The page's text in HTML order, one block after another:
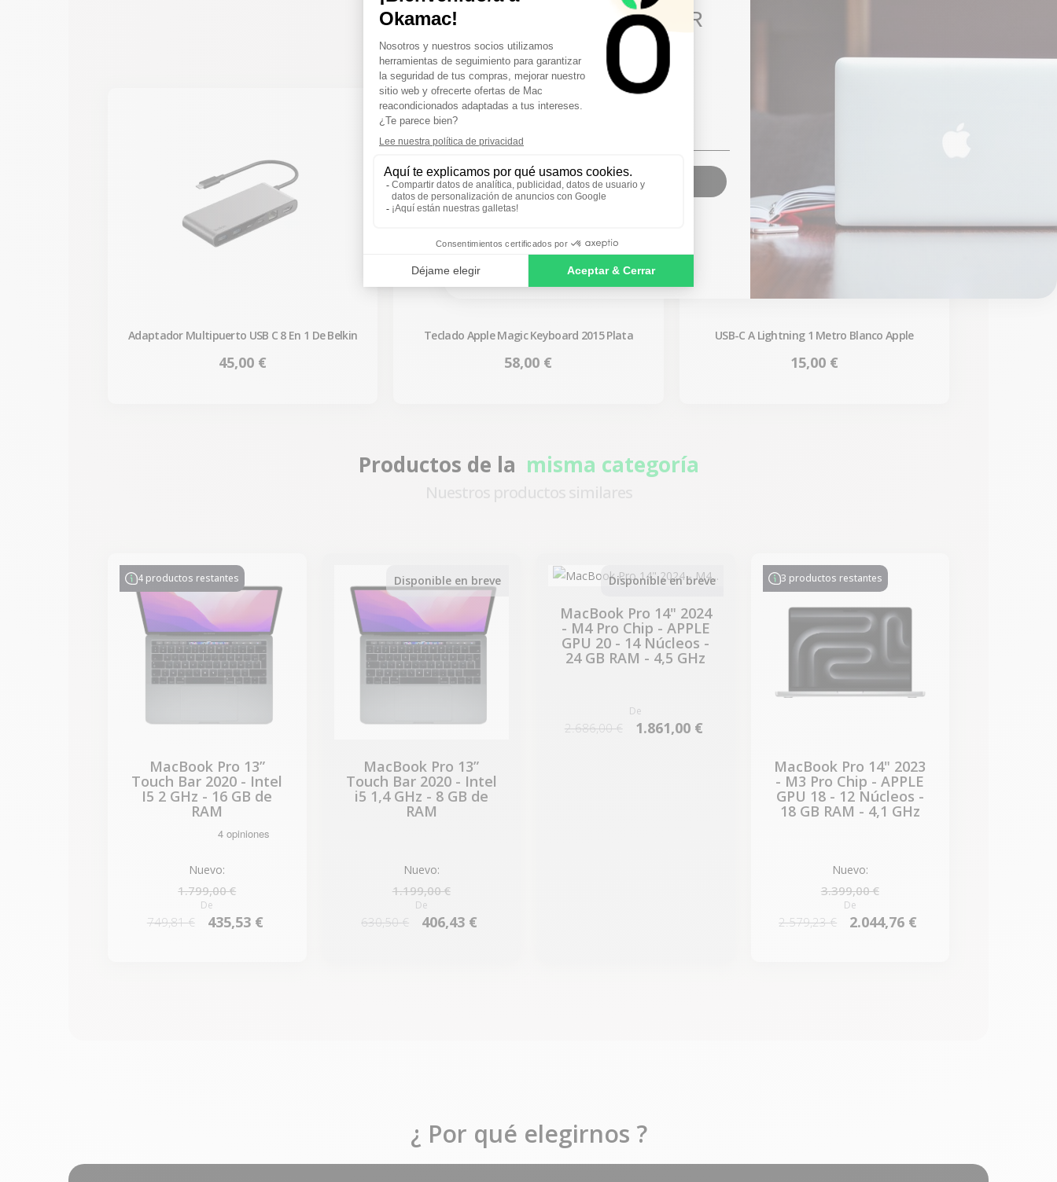
Related Products
Adaptador Multipuerto USB C 8 En 1 De Belkin
Precio
45,00 €
Teclado Apple Magic Keyboard 2015 Plata
Precio
58,00 €
USB-C A Lightning 1 Metro Blanco Apple
Precio
15,00 €
Productos de la misma categoría
Nuestros productos similares
4 productos restantes
MacBook Pro 13”
Touch Bar 2020 - Intel
I5 2 GHz - 16 GB de
RAM
Nuevo:
1.799,00 €
De
749,81 € 435,53 €
Disponible en breve
MacBook Pro 13”
Touch Bar 2020 - Intel
i5 1,4 GHz - 8 GB de
RAM
Nuevo:
1.199,00 €
De
630,50 € 406,43 €
Disponible en breve
MacBook Pro 14" 2024
- M4 Pro Chip - APPLE
GPU 20 - 14 Núcleos -
24 GB RAM - 4,5 GHz
De
2.686,00 € 1.861,00 €
3 productos restantes
MacBook Pro 14" 2023
- M3 Pro Chip - APPLE
GPU 18 - 12 Núcleos -
18 GB RAM - 4,1 GHz
Nuevo:
3.399,00 €
De
2.579,23 € 2.044,76 €
¿ Por qué elegirnos ?
10€ FREE ON YOUR
FIRST ORDER
Sign up to receive your discount.
SIGN ME UP!